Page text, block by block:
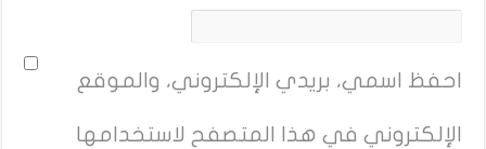
احفظ اسمي، بريدي الإلكتروني، والموقع
الإلكتروني في هذا المتصفح لاستخدامها